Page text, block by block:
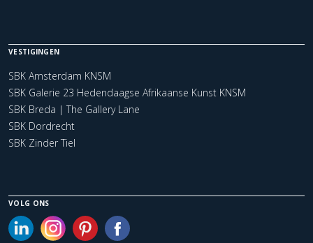
VESTIGINGEN
SBK Amsterdam KNSM
SBK Galerie 23 Hedendaagse Afrikaanse Kunst KNSM
SBK Breda | The Gallery Lane
SBK Dordrecht
SBK Zinder Tiel
VOLG ONS